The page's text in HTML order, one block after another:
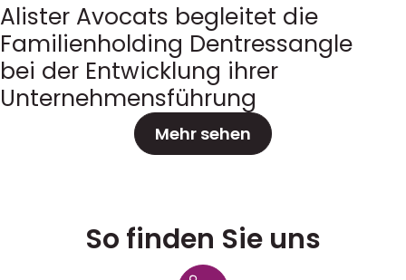
Alister Avocats begleitet die
Familienholding Dentressangle
bei der Entwicklung ihrer
Unternehmensführung
Mehr sehen
So finden Sie uns